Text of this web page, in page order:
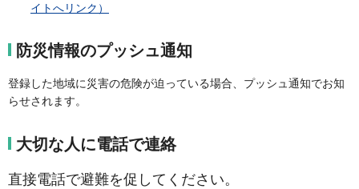
イトへリンク）
防災情報のプッシュ通知
登録した地域に災害の危険が迫っている場合、プッシュ通知でお知
らせされます。
大切な人に電話で連絡
直接電話で避難を促してください。